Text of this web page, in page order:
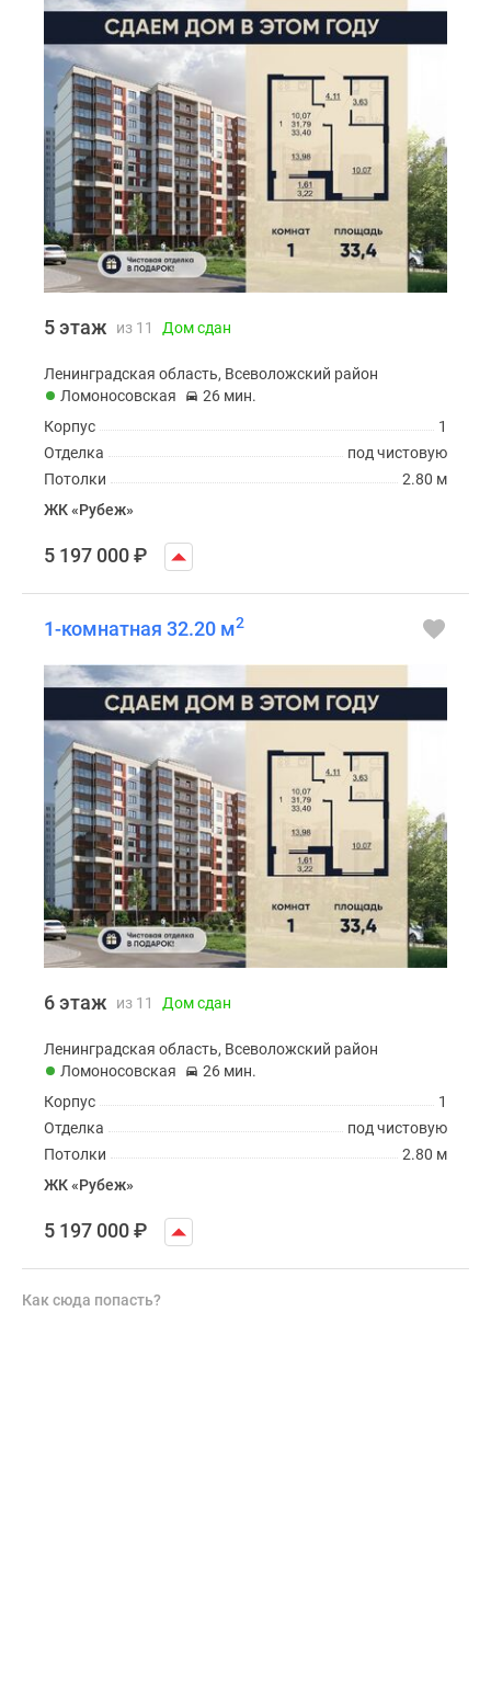
5 этаж из 11 Дом сдан
Ленинградская область, Всеволожский район
Ломоносовская
26 мин.
1
Корпус
под чистовую
Отделка
2.80 м
Потолки
ЖК «Рубеж»
5 197 000₽
1-комнатная 32.20 м2
6 этаж из 11 Дом сдан
Ленинградская область, Всеволожский район
Ломоносовская
26 мин.
1
Корпус
под чистовую
Отделка
2.80 м
Потолки
ЖК «Рубеж»
5 197 000₽
Как сюда попасть?